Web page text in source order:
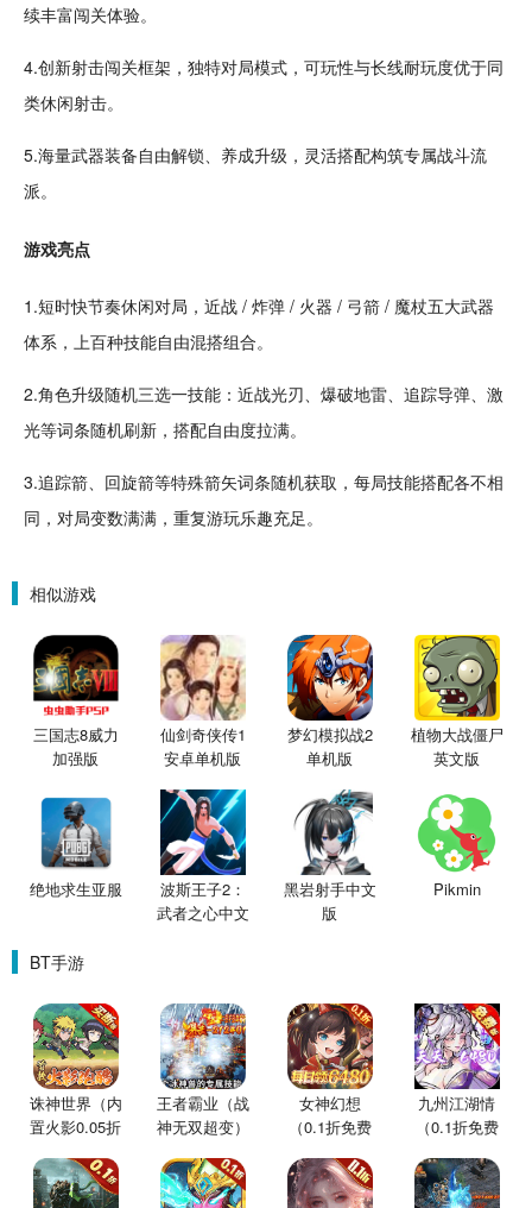
续丰富闯关体验。
4.创新射击闯关框架，独特对局模式， 可玩性与长线耐玩度优于同
类休闲射击。
5.海量武器装备自由解锁、 养成升级 ，灵活搭配构筑专属战斗流
派。
游戏亮点
1.短时快节奏休闲对局，近战 / 炸弹 / 火器 / 弓箭 / 魔杖五大武器
体系，上百种技能自由混搭组合。
2.角色升级随机三选一技能：近战光刃、 爆破地雷、追踪导弹、 激
光等词条随机刷新，搭配自由度拉满。
3.追踪箭、回旋箭等特殊箭矢词条随机获取，每局技能搭配各不相
同，对局变数满满，重复游玩乐趣充足。
相似游戏
三国志8威力
加强版
仙剑奇侠传1
安卓单机版
梦幻模拟战2
单机版
植物大战僵尸
英文版
绝地求生亚服
波斯王子2：
武者之心中文
黑岩射手中文
版
Pikmin
BT手游
诛神世界（内
置火影0.05折
王者霸业（战
神无双超变）
女神幻想
（0.1折免费
九州江湖情
（0.1折免费